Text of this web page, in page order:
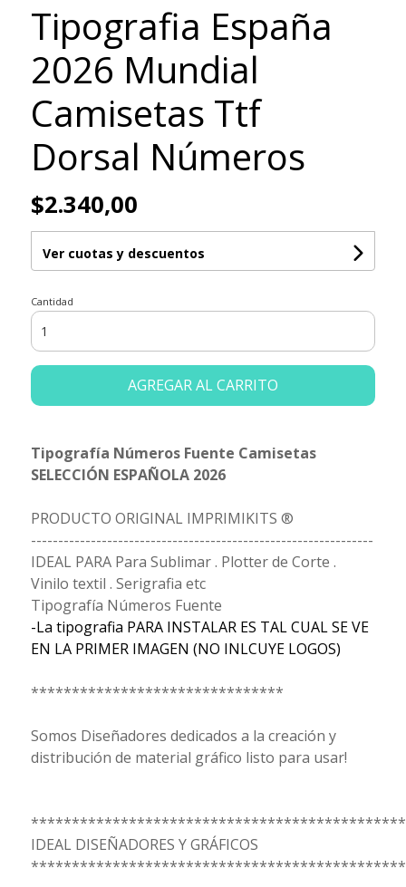
Tipografia España
2026 Mundial
Camisetas Ttf
Dorsal Números
$2.340,00
Ver cuotas y descuentos
Cantidad
AGREGAR AL CARRITO
Tipografía Números Fuente Camisetas
SELECCIÓN ESPAÑOLA 2026
PRODUCTO ORIGINAL IMPRIMIKITS ®
---------------------------------------------------------------
IDEAL PARA Para Sublimar . Plotter de Corte .
Vinilo textil . Serigrafia etc
Tipografía Números Fuente
-La tipografia PARA INSTALAR ES TAL CUAL SE VE
EN LA PRIMER IMAGEN (NO INLCUYE LOGOS)
*******************************
Somos Diseñadores dedicados a la creación y
distribución de material gráfico listo para usar!
IDEAL DISEÑADORES Y GRÁFICOS